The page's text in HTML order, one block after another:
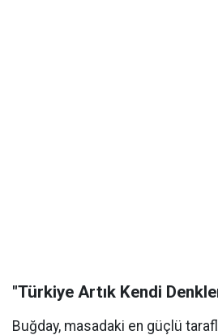
"Türkiye Artık Kendi
Buğday, masadaki en güçlü